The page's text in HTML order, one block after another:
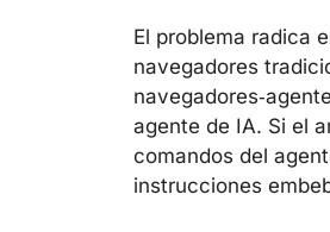
El problema radica
navegadores
agente de IA. Si el
comandos del
instrucciones